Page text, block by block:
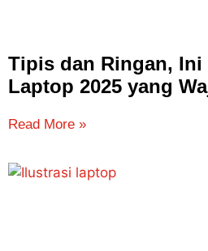
Tipis dan Ringan, Ini
Laptop 2025 yang
Read More »